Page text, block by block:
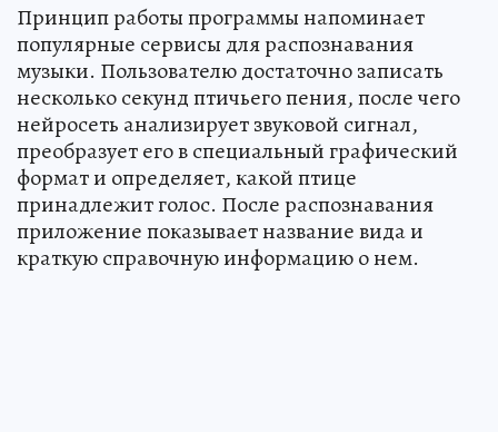
Принцип работы программы напоминает
популярные сервисы для распознавания
музыки. Пользователю достаточно записать
несколько секунд птичьего пения, после чего
нейросеть анализирует звуковой сигнал,
преобразует его в специальный графический
формат и определяет, какой птице
принадлежит голос. После распознавания
приложение показывает название вида и
краткую справочную информацию о нем.